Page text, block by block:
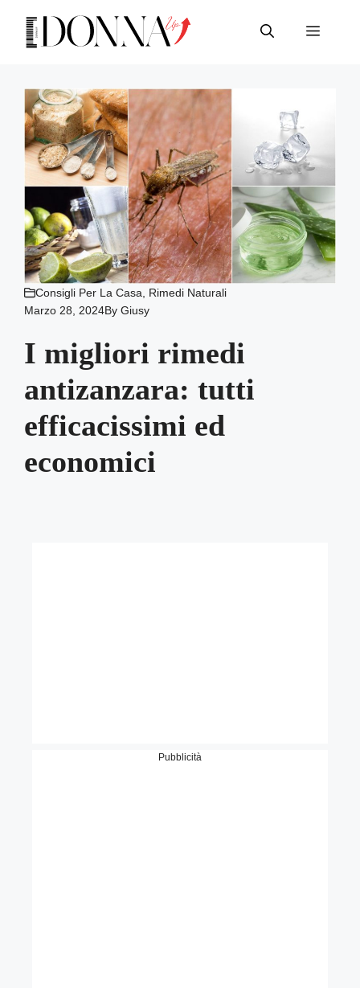
contenuto
Menu
Consigli Per La Casa
Rimedi Naturali
Marzo 28, 2024ByGiusy
I migliori rimedi
antizanzara: tutti
efficacissimi ed
economici
Pubblicità